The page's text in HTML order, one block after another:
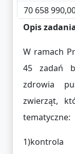
70 658
Opis
W ramach
45 zadań
zdrowia
zwierząt,
tematyczne: